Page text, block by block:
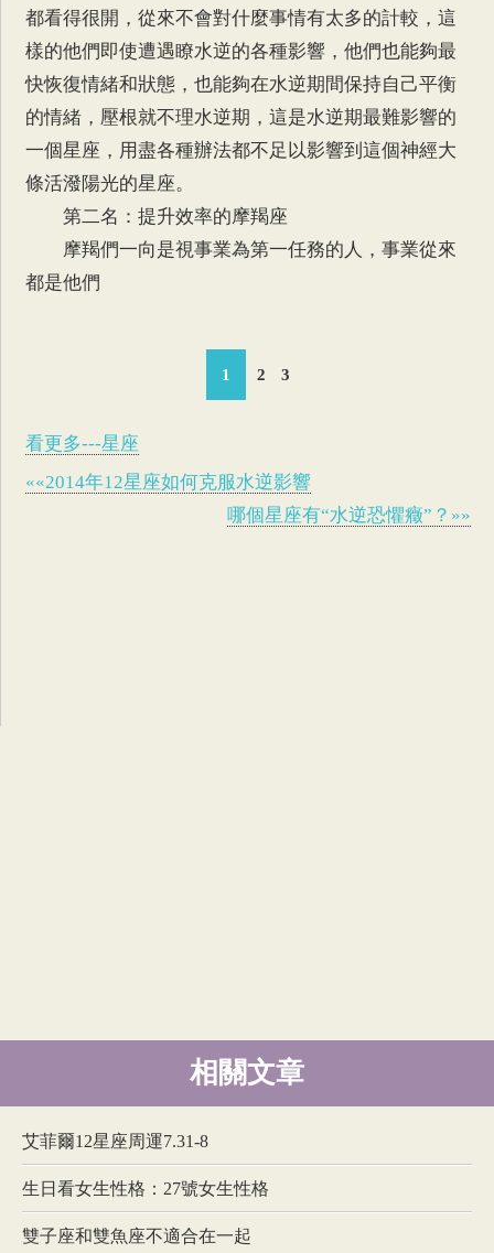
都看得很開，從來不會對什麼事情有太多的計較，這
樣的他們即使遭遇瞭水逆的各種影響，他們也能夠最
快恢復情緒和狀態，也能夠在水逆期間保持自己平衡
的情緒，壓根就不理水逆期，這是水逆期最難影響的
一個星座，用盡各種辦法都不足以影響到這個神經大
條活潑陽光的星座。
第二名：提升效率的摩羯座
摩羯們一向是視事業為第一任務的人，事業從來
都是他們
1 2 3
看更多---星座
««2014年12星座如何克服水逆影響
哪個星座有“水逆恐懼癥”？»»
相關文章
艾菲爾12星座周運7.31-8
生日看女生性格：27號女生性格
雙子座和雙魚座不適合在一起